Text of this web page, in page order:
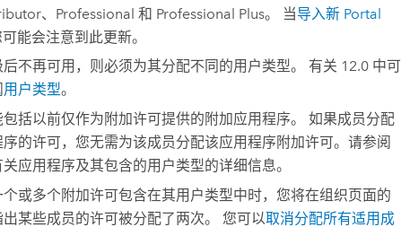
、 Professional 和 Professional Plus。 当导入新 Portal
能会注意到此更新。
不再可用，则必须为其分配不同的用户类型。 有关 12.0中可
用户类型。
括以前仅作为附加许可提供的附加应用程序。 如果成员分配
的许可，您无需为该成员分配该应用程序附加许可。请参阅
应用程序及其包含的用户类型的详细信息。
或多个附加许可包含在其用户类型中时，您将在组织页面的
某些成员的许可被分配了两次。 您可以取消分配所有适用成